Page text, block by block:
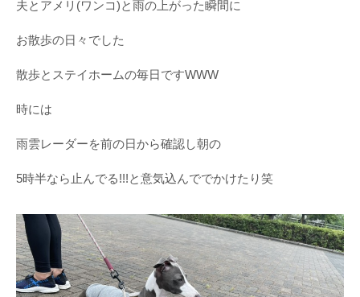
夫とアメリ(ワンコ)と雨の上がった瞬間に
お散歩の日々でした
散歩とステイホームの毎日ですWWW
時には
雨雲レーダーを前の日から確認し朝の
5時半なら止んでる!!!と意気込んででかけたり笑